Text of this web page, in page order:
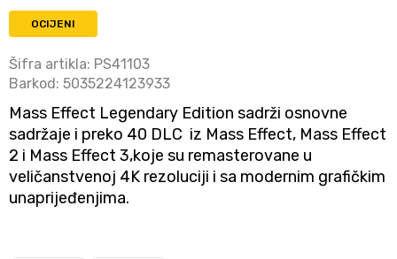
OCIJENI
Šifra artikla: PS41103
Barkod: 5035224123933
Mass Effect Legendary Edition sadrži osnovne
sadržaje i preko 40 DLC iz Mass Effect, Mass Effect
2 i Mass Effect 3,koje su remasterovane u
veličanstvenoj 4K rezoluciji i sa modernim grafičkim
unaprijeđenjima.